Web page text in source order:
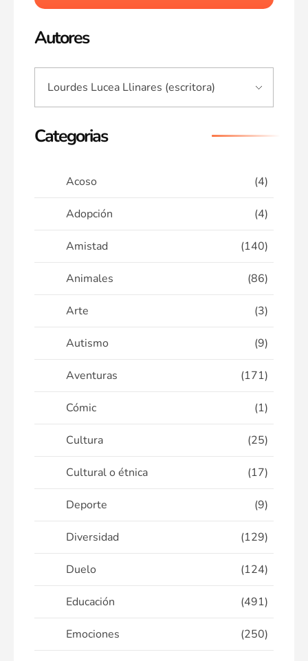
Autores
Categorias
Acoso (4)
Adopción (4)
Amistad (140)
Animales (86)
Arte (3)
Autismo (9)
Aventuras (171)
Cómic (1)
Cultura (25)
Cultural o étnica (17)
Deporte (9)
Diversidad (129)
Duelo (124)
Educación (491)
Emociones (250)